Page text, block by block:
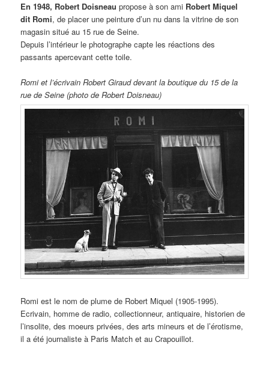
En 1948, Robert Doisneau propose à son ami Robert Miquel
dit Romi, de placer une peinture d’un nu dans la vitrine de son
magasin situé au 15 rue de Seine.
Depuis l’intérieur le photographe capte les réactions des
passants apercevant cette toile.
Romi et l’écrivain Robert Giraud devant la boutique du 15 de la
rue de Seine (photo de Robert Doisneau)
Romi est le nom de plume de Robert Miquel (1905-1995).
Ecrivain, homme de radio, collectionneur, antiquaire, historien de
l’insolite, des moeurs privées, des arts mineurs et de l’érotisme,
il a été journaliste à Paris Match et au Crapouillot.